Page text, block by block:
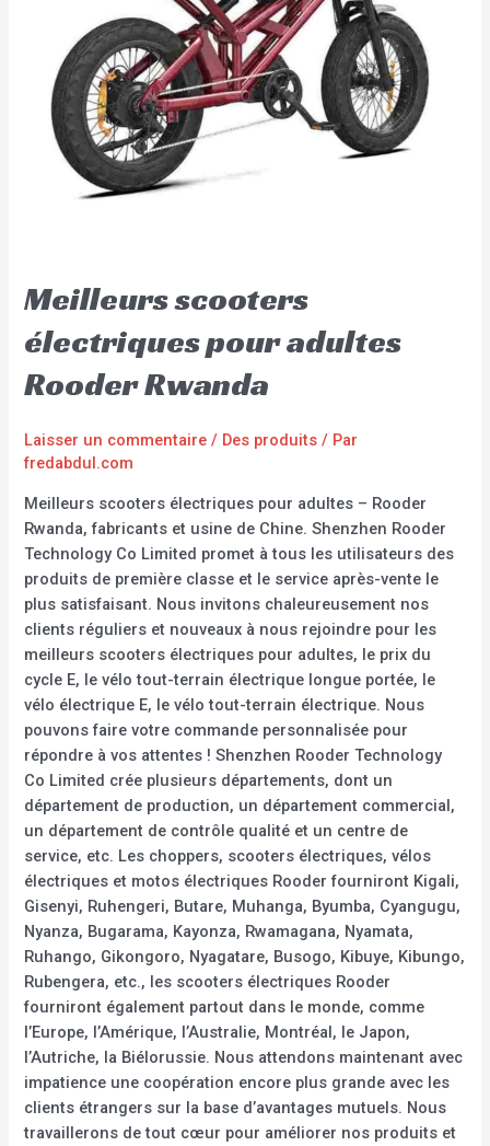
Meilleurs scooters
électriques pour adultes
Rooder Rwanda
Laisser un commentaire / Des produits / Par
fredabdul.com
Meilleurs scooters électriques pour adultes – Rooder
Rwanda, fabricants et usine de Chine. Shenzhen Rooder
Technology Co Limited promet à tous les utilisateurs des
produits de première classe et le service après-vente le
plus satisfaisant. Nous invitons chaleureusement nos
clients réguliers et nouveaux à nous rejoindre pour les
meilleurs scooters électriques pour adultes, le prix du
cycle E, le vélo tout-terrain électrique longue portée, le
vélo électrique E, le vélo tout-terrain électrique. Nous
pouvons faire votre commande personnalisée pour
répondre à vos attentes ! Shenzhen Rooder Technology
Co Limited crée plusieurs départements, dont un
département de production, un département commercial,
un département de contrôle qualité et un centre de
service, etc. Les choppers, scooters électriques, vélos
électriques et motos électriques Rooder fourniront Kigali,
Gisenyi, Ruhengeri, Butare, Muhanga, Byumba, Cyangugu,
Nyanza, Bugarama, Kayonza, Rwamagana, Nyamata,
Ruhango, Gikongoro, Nyagatare, Busogo, Kibuye, Kibungo,
Rubengera, etc., les scooters électriques Rooder
fourniront également partout dans le monde, comme
l’Europe, l’Amérique, l’Australie, Montréal, le Japon,
l’Autriche, la Biélorussie. Nous attendons maintenant avec
impatience une coopération encore plus grande avec les
clients étrangers sur la base d’avantages mutuels. Nous
travaillerons de tout cœur pour améliorer nos produits et